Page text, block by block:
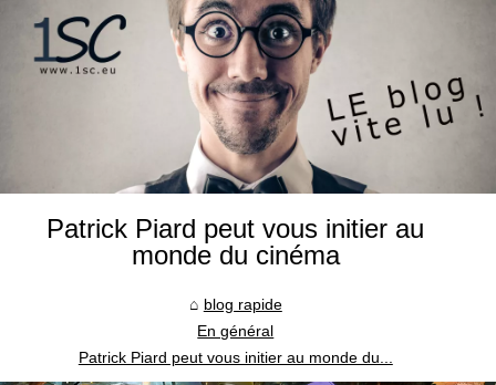
Patrick Piard peut vous initier au
monde du cinéma
blog rapide
En général
Patrick Piard peut vous initier au monde du...